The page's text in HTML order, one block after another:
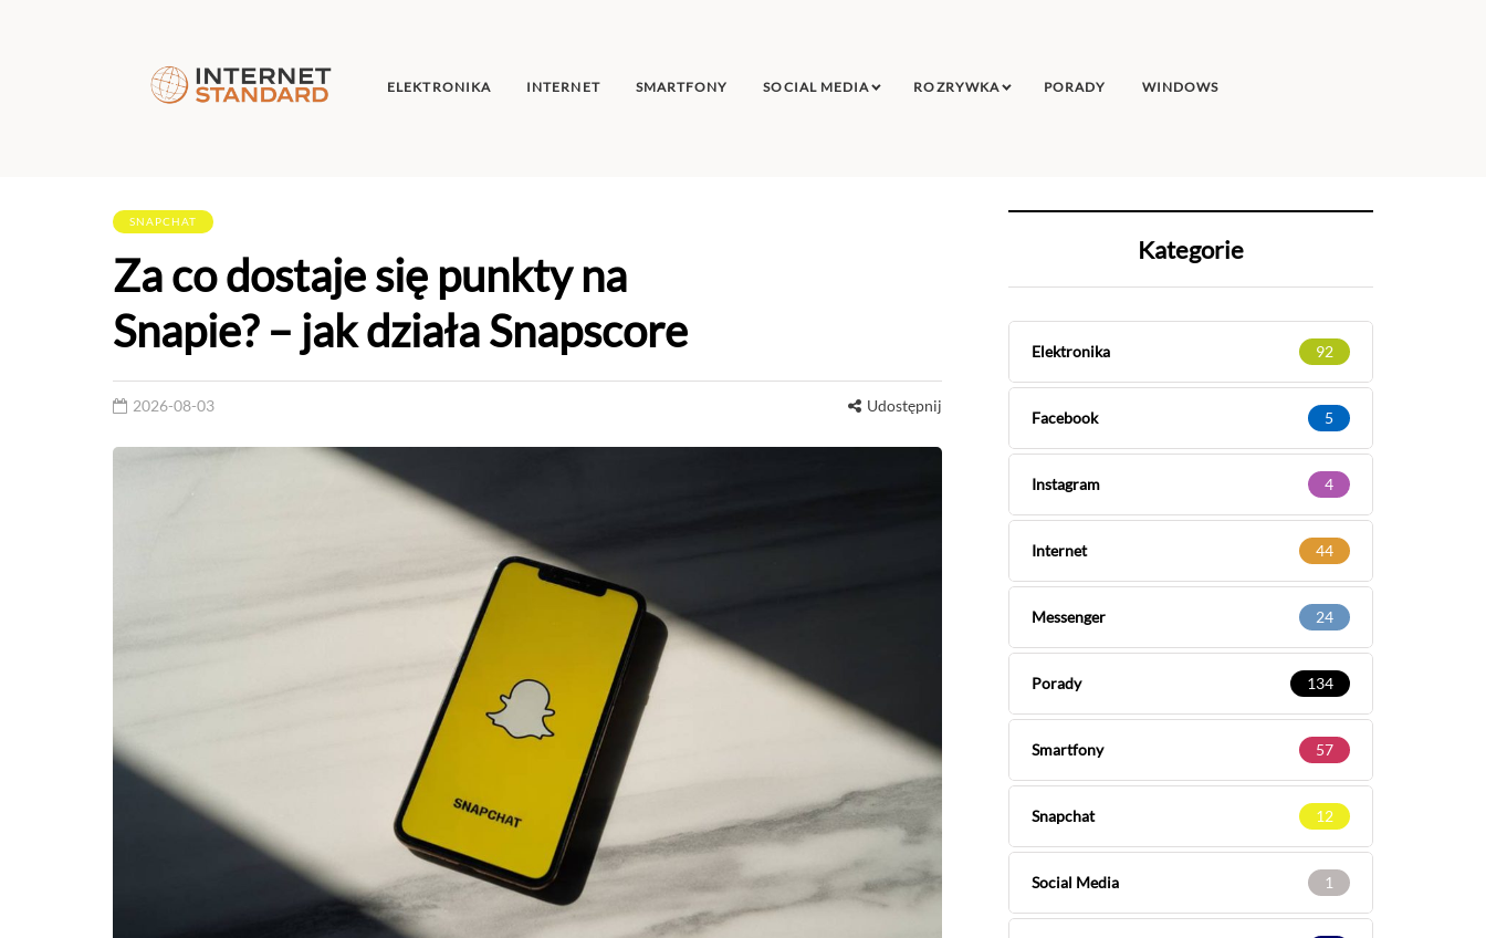
ELEKTRONIKA INTERNET SMARTFONY SOCIAL MEDIA ROZRYWKA PORADY WINDOWS
SNAPCHAT
Za co dostaje się punkty na
Snapie? – jak działa Snapscore
2026-08-03 Udostępnij
Kategorie
Elektronika 92
Facebook 5
Instagram 4
Internet 44
Messenger 24
Porady 134
Smartfony 57
Snapchat 12
Social Media 1